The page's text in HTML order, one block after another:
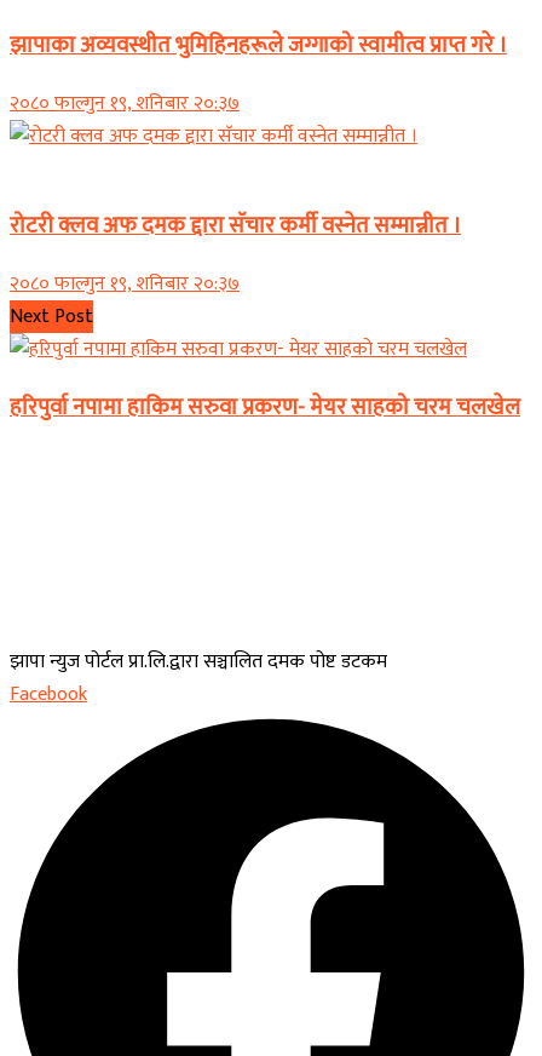
झापाका अव्यवस्थीत भुमिहिनहरूले जग्गाको स्वामीत्व प्राप्त गरे ।
२०८० फाल्गुन १९, शनिबार २०:३७
रोटरी क्लव अफ दमक द्दारा सॅचार कर्मी वस्नेत सम्मान्नीत ।
२०८० फाल्गुन १९, शनिबार २०:३७
Next Post
हरिपुर्वा नपामा हाकिम सरुवा प्रकरण- मेयर साहको चरम चलखेल
झापा न्युज पोर्टल प्रा.लि.द्वारा सञ्चालित दमक पोष्ट डटकम
Facebook